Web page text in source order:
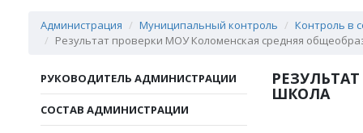
Администрация Муниципальный контроль
Контроль в
Результат проверки МОУ Коломенская средняя
РУКОВОДИТЕЛЬ АДМИНИСТРАЦИИ
СОСТАВ АДМИНИСТРАЦИИ
ШКОЛА